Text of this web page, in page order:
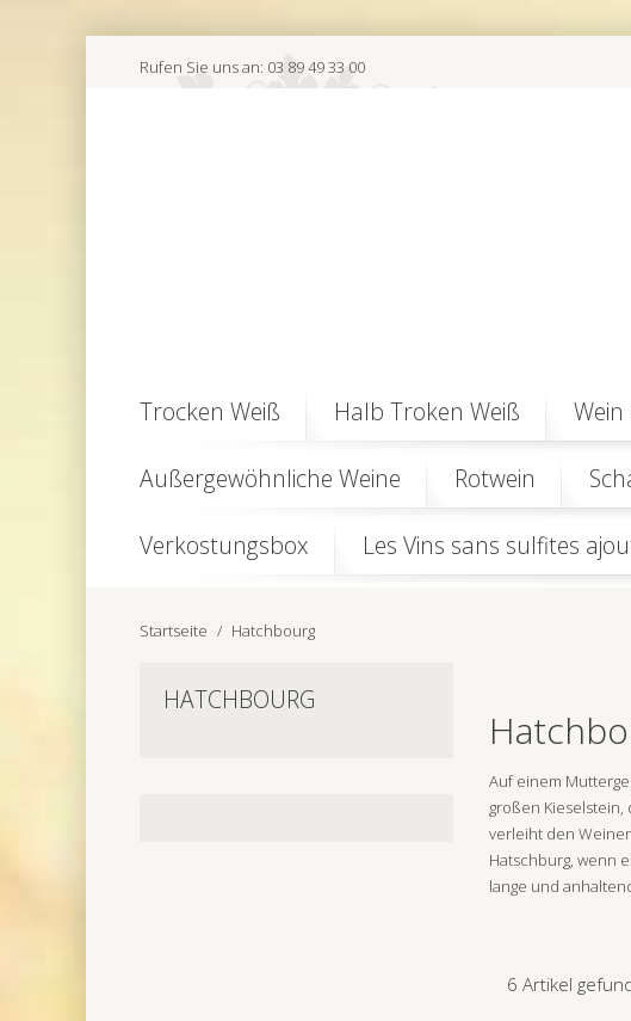
Rufen Sie uns an: 03 89 49 33 00
Trocken Weiß Halb Troken Weiß
Außergewöhnliche Weine Rotwein
Verkostungsbox Les Vins sans sulfites
Startseite Hatchbourg
HATCHBOURG
Auf einem
großen
verleiht den
Hatschburg, wenn
lange und
6 Artikel